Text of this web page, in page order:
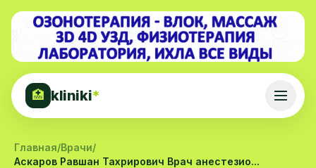
🏥 kliniki*
Главная/Врачи/
Аскаров Равшан Тахрирович Врач анестезио...